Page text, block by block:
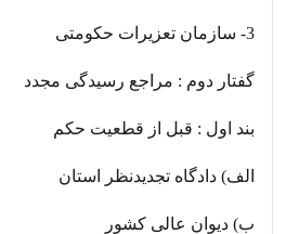
3- سازمان تعزیرات حکومتی
گفتار دوم : مراجع رسیدگی مجدد
بند اول : قبل از قطعیت حکم
الف) دادگاه تجدیدنظر استان
ب) دیوان عالی کشور